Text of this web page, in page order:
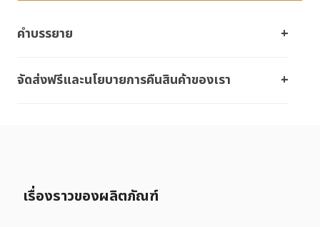
คำบรรยาย
จัดส่งฟรีและนโยบายการคืนสินค้าของเรา
เรื่องราวของผลิตภัณฑ์